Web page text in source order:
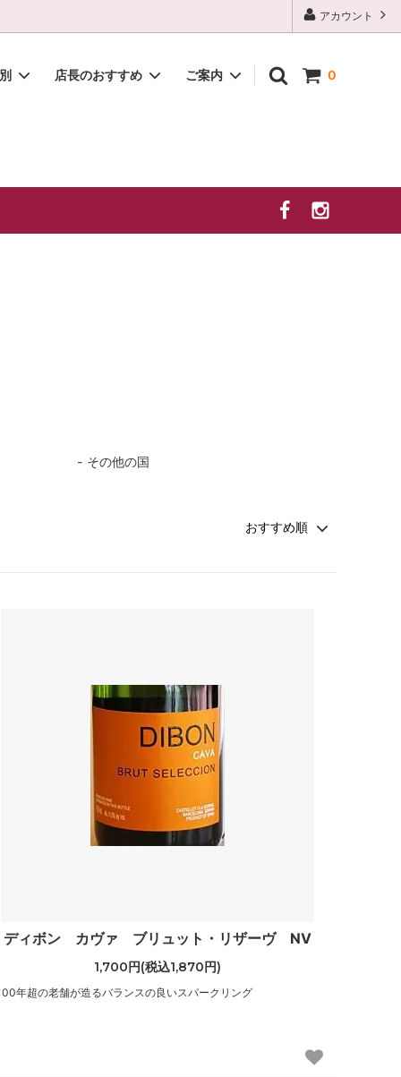
アカウント
0
店長のおすすめ ご案内
その他の国
ディボン カヴァ ブリュット・リザーヴ NV
1,700円(税込1,870円)
年超の老舗が造るバランスの良いスパークリング